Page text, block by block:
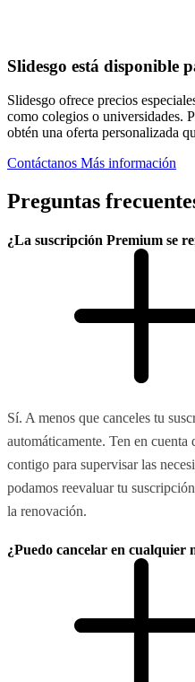
Slidesgo está disponible
Slidesgo ofrece precios
como colegios o universidades.
obtén una oferta personalizada
Contáctanos Más información
Preguntas
¿La suscripción Premium se
Sí. A menos que canceles tu
automáticamente. Ten en
contigo para supervisar las
podamos reevaluar tu
la renovación.
¿Puedo cancelar en cualquier